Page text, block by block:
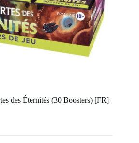
des Éternités (30 Boosters) [FR]